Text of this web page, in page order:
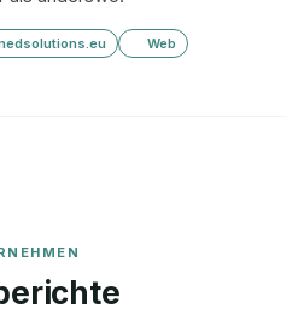
Web